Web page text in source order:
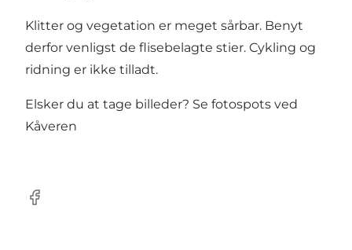
Klitter og vegetation er meget sårbar. Benyt
derfor venligst de flisebelagte stier. Cykling og
ridning er ikke tilladt.
Elsker du at tage billeder? Se fotospots ved
Kåveren
Facebook